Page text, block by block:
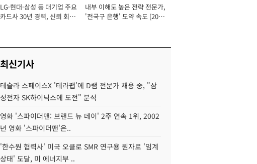
장
LG·현대·삼성 등 대기업 주요
카드사 30년 경력, 신뢰 회복
내부 이해도 높은 전략 전문가,
'전국구 은행' 도약 속도 [2026
최신기사
테슬라 스페이스X '테라팹'에 D램 전문가 채용 중, "삼
성전자 SK하이닉스에 도전" 분석
영화 '스파이더맨: 브랜드 뉴 데이' 2주 연속 1위, 2002
년 영화 '스파이더맨'은..
'한수원 협력사' 미국 오클로 SMR 연구용 원자로 '임계
상태' 도달, 미 에너지부 ..